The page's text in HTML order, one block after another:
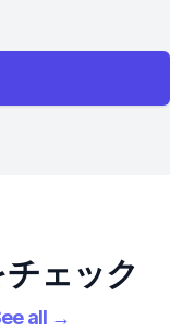
ェック
all →